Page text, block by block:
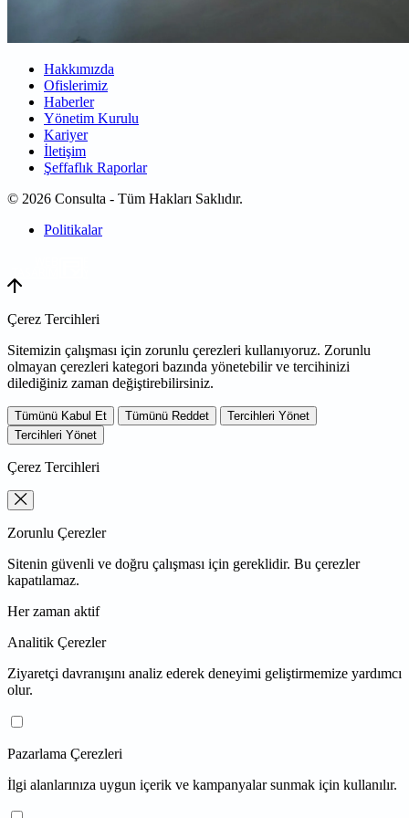
Hakkımızda
Ofislerimiz
Haberler
Yönetim Kurulu
Kariyer
İletişim
Şeffaflık Raporlar
© 2026 Consulta - Tüm Hakları Saklıdır.
Politikalar
Çerez Tercihleri
Sitemizin çalışması için zorunlu çerezleri kullanıyoruz. Zorunlu
olmayan çerezleri kategori bazında yönetebilir ve tercihinizi
dilediğiniz zaman değiştirebilirsiniz.
Tümünü Kabul Et Tümünü Reddet
Tercihleri Yönet
Tercihleri Yönet
Çerez Tercihleri
Zorunlu Çerezler
Sitenin güvenli ve doğru çalışması için gereklidir. Bu çerezler
kapatılamaz.
Her zaman aktif
Analitik Çerezler
Ziyaretçi davranışını analiz ederek deneyimi geliştirmemize yardımcı
olur.
Pazarlama Çerezleri
İlgi alanlarınıza uygun içerik ve kampanyalar sunmak için kullanılır.